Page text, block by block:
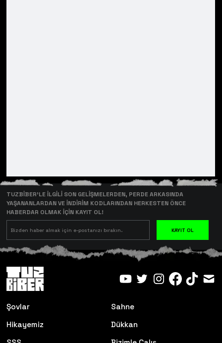
TUZBİBER’LE İLGİLİ SON GELİŞMELERDEN, PERDE ARKASINDA
YAŞANANLARDAN VE İNDİRİM KODLARINDAN HERKESTEN ÖNCE
HABERDAR OLMAK İÇİN KAYIT OL!
KAYIT OL
Şovlar
Sahne
Hikayemiz
Dükkan